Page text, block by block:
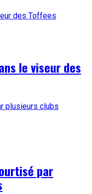
le viseur des
par